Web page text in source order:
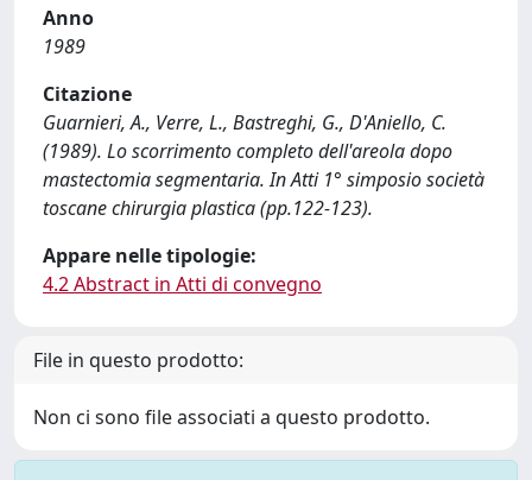
Anno
1989
Citazione
Guarnieri, A., Verre, L., Bastreghi, G., D'Aniello, C.
(1989). Lo scorrimento completo dell'areola dopo
mastectomia segmentaria. In Atti 1° simposio società
toscane chirurgia plastica (pp.122-123).
Appare nelle tipologie:
4.2 Abstract in Atti di convegno
File in questo prodotto:
Non ci sono file associati a questo prodotto.